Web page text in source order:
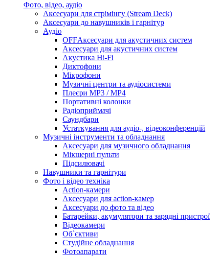
Фото, відео, аудіо
Аксесуари для стрімінгу (Stream Deck)
Аксесуари до навушників і гарнітур
Аудіо
OFFАксесуари для акустичних систем
Аксесуари для акустичних систем
Акустика Hi-Fi
Диктофони
Мікрофони
Музичні центри та аудіосистеми
Плеєри MP3 / MP4
Портативні колонки
Радіоприймачі
Саундбари
Устаткування для аудіо-, відеоконференцій
Музичні інструменти та обладнання
Аксесуари для музичного обладнання
Мікшерні пульти
Підсилювачі
Навушники та гарнітури
Фото і відео техніка
Action-камери
Аксесуари для action-камер
Аксесуари до фото та відео
Батарейки, акумулятори та зарядні пристрої
Відеокамери
Об`єктиви
Студійне обладнання
Фотоапарати